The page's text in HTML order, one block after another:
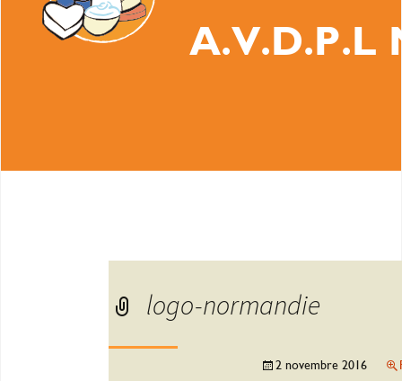
A.V.D.P.L
logo-normandie
2 novembre 2016